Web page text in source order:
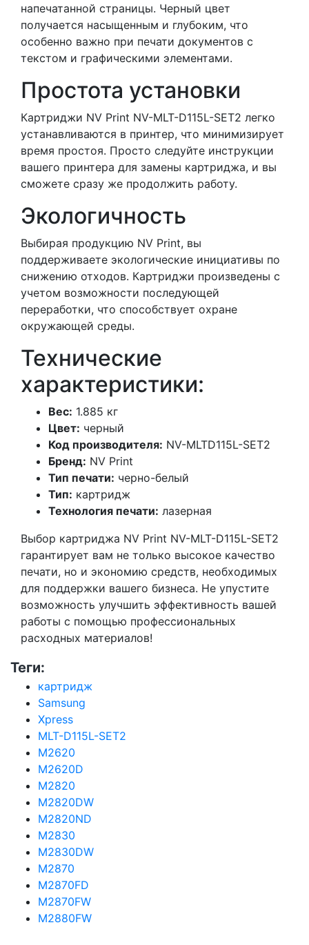
напечатанной страницы. Черный цвет
получается насыщенным и глубоким, что
особенно важно при печати документов с
текстом и графическими элементами.
Простота установки
Картриджи NV Print NV-MLT-D115L-SET2 легко
устанавливаются в принтер, что минимизирует
время простоя. Просто следуйте инструкции
вашего принтера для замены картриджа, и вы
сможете сразу же продолжить работу.
Экологичность
Выбирая продукцию NV Print, вы
поддерживаете экологические инициативы по
снижению отходов. Картриджи произведены с
учетом возможности последующей
переработки, что способствует охране
окружающей среды.
Технические
характеристики:
Вес: 1.885 кг
Цвет: черный
Код производителя: NV-MLTD115L-SET2
Бренд: NV Print
Тип печати: черно-белый
Тип: картридж
Технология печати: лазерная
Выбор картриджа NV Print NV-MLT-D115L-SET2
гарантирует вам не только высокое качество
печати, но и экономию средств, необходимых
для поддержки вашего бизнеса. Не упустите
возможность улучшить эффективность вашей
работы с помощью профессиональных
расходных материалов!
Теги:
картридж
Samsung
Xpress
MLT-D115L-SET2
M2620
M2620D
M2820
M2820DW
M2820ND
M2830
M2830DW
M2870
M2870FD
M2870FW
M2880FW